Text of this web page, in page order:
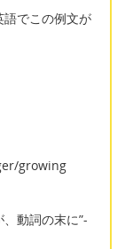
語でこの例文が
growing
動詞の末に”-